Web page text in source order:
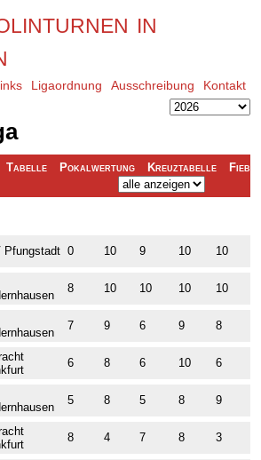
in
Ligaordnung Ausschreibung Kontakt
Tabelle Pokalwertung Kreuztabelle
Pfungstadt 0 10 9 10 10
8 10 10 10 10
7 9 6 9 8
6 8 6 10 6
5 8 5 8 9
8 4 7 8 3